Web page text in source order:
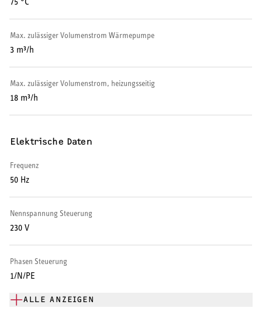
Max. zulässiger Volumenstrom Wärmepumpe
3 m³/h
Max. zulässiger Volumenstrom, heizungsseitig
18 m³/h
Elektrische Daten
Frequenz
50 Hz
Nennspannung Steuerung
230 V
Phasen Steuerung
1/N/PE
ALLE ANZEIGEN